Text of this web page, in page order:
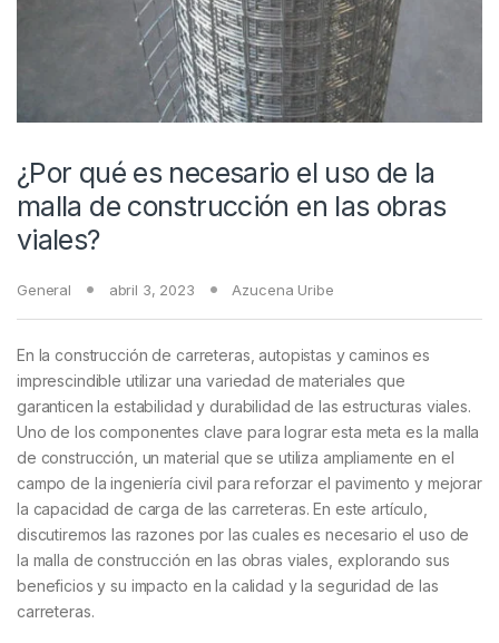
¿Por qué es necesario el uso de la
malla de construcción en las obras
viales?
General abril 3, 2023 Azucena Uribe
En la construcción de carreteras, autopistas y caminos es
imprescindible utilizar una variedad de materiales que
garanticen la estabilidad y durabilidad de las estructuras viales.
Uno de los componentes clave para lograr esta meta es la malla
de construcción, un material que se utiliza ampliamente en el
campo de la ingeniería civil para reforzar el pavimento y mejorar
la capacidad de carga de las carreteras. En este artículo,
discutiremos las razones por las cuales es necesario el uso de
la malla de construcción en las obras viales, explorando sus
beneficios y su impacto en la calidad y la seguridad de las
carreteras.